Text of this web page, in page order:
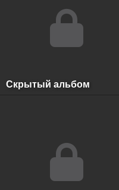
Скрытый альбом